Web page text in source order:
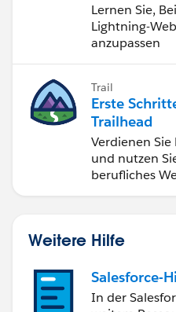
Lernen Sie,
Lightning-
anzupassen
Trail
Erste
Trailhead
Verdienen Sie
und nutzen
berufliches
Weitere Hilfe
Salesforce-
In der